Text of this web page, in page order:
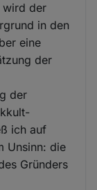
wird der
in den
eine
der
der
ich auf
Unsinn: die
Gründers